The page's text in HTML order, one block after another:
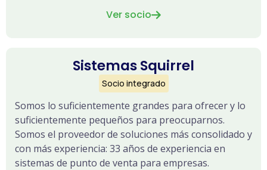
Ver socio
Sistemas Squirrel
Socio integrado
Somos lo suficientemente grandes para ofrecer y lo
suficientemente pequeños para preocuparnos.
Somos el proveedor de soluciones más consolidado y
con más experiencia: 33 años de experiencia en
sistemas de punto de venta para empresas.